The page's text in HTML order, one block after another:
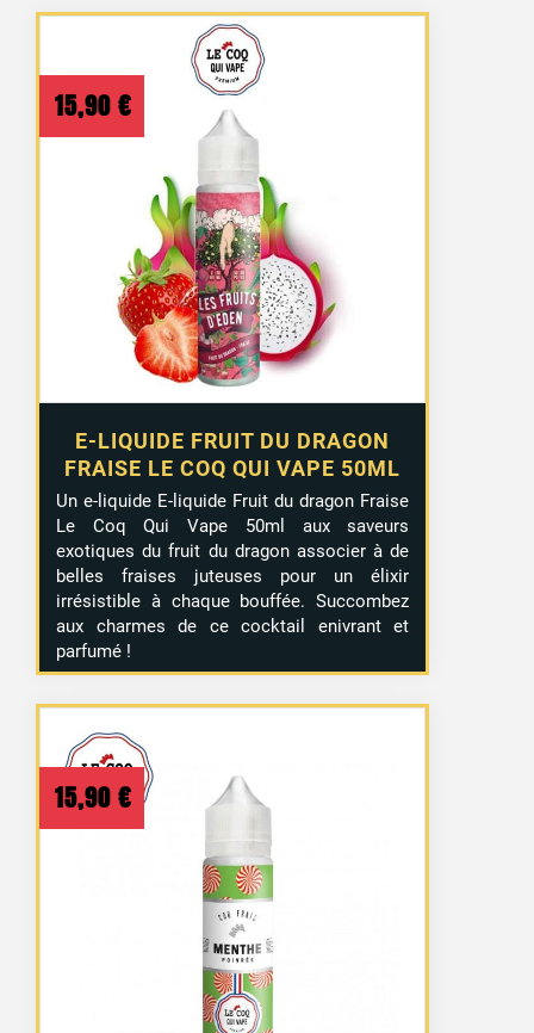
E-LIQUIDE FRUIT DU DRAGON
FRAISE LE COQ QUI VAPE 50ML
15,90 €
Un e-liquide E-liquide Fruit du dragon Fraise
Le Coq Qui Vape 50ml aux saveurs
exotiques du fruit du dragon associer à de
belles fraises juteuses pour un élixir
irrésistible à chaque bouffée. Succombez
aux charmes de ce cocktail enivrant et
parfumé !
15,90 €